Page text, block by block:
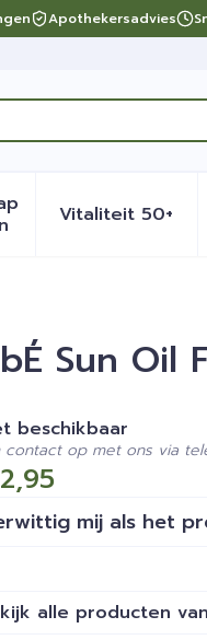
Apothekersadvies
en hygiëne
voeding en
voor
Vitaliteit 50+
Toon
Ip50
Sun Oil
mij als het
beschikbaar
contact op met ons via
alle producten